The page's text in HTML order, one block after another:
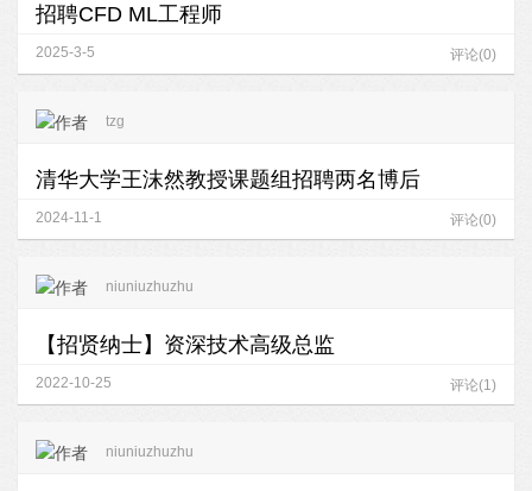
招聘CFD ML工程师
2025-3-5 评论(0)
tzg
清华大学王沫然教授课题组招聘两名博后
2024-11-1 评论(0)
niuniuzhuzhu
【招贤纳士】资深技术高级总监
2022-10-25 评论(1)
niuniuzhuzhu